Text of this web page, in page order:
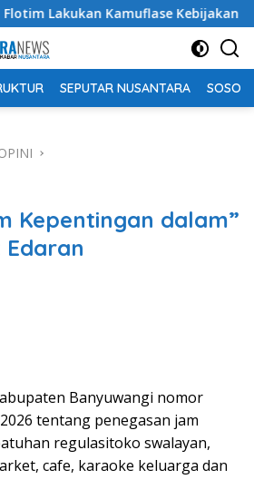
Kamuflase Kebijakan Politik
SEPUTAR NUSANTARA SOSOK
Kepentingan dalam”
Edaran
Banyuwangi nomor
tentang penegasan jam
regulasitoko swalayan,
cafe, karaoke keluarga dan